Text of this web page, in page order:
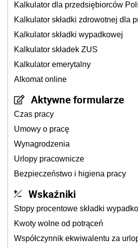
Kalkulator dla przedsiębiorców
Kalkulator składki zdrowotnej dla
Kalkulator składki wypadkowej
Kalkulator składek ZUS
Kalkulator emerytalny
Alkomat online
Aktywne formularze
Czas pracy
Umowy o pracę
Wynagrodzenia
Urlopy pracownicze
Bezpieczeństwo i higiena pracy
Wskaźniki
Stopy procentowe składki
Kwoty wolne od potrąceń
Współczynnik ekwiwalentu za